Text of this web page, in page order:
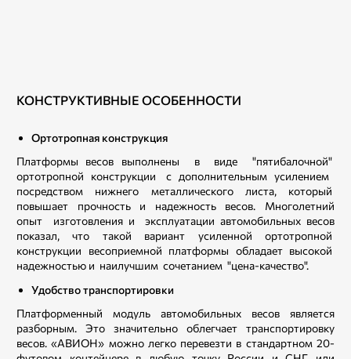
КОНСТРУКТИВНЫЕ ОСОБЕННОСТИ
Ортотропная конструкция
Платформы весов выполнены в виде "пятибалочной"
ортотропной конструкции с дополнительным усилением
посредством нижнего металлического листа, который
повышает прочность и надежность весов. Многолетний
опыт изготовления и эксплуатации автомобильных весов
показал, что такой вариант усиленной ортотропной
конструкции весоприемной платформы обладает высокой
надежностью и наилучшим сочетанием "цена-качество".
Удобство транспортировки
Платформенный модуль автомобильных весов является
разборным. Это значительно облегчает транспортировку
весов. «АВИОН» можно легко перевезти в стандартном 20-